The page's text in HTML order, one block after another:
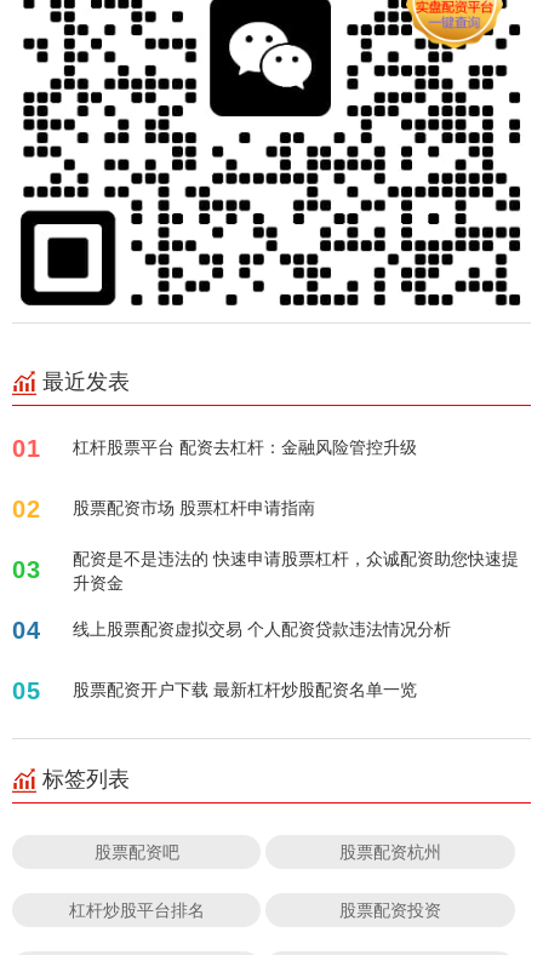
最近发表
01 杠杆股票平台 配资去杠杆：金融风险管控升级
02 股票配资市场 股票杠杆申请指南
03
配资是不是违法的 快速申请股票杠杆，众诚配资助您快速提
升资金
04 线上股票配资虚拟交易 个人配资贷款违法情况分析
05 股票配资开户下载 最新杠杆炒股配资名单一览
标签列表
股票配资吧 股票配资杭州
杠杆炒股平台排名 股票配资投资